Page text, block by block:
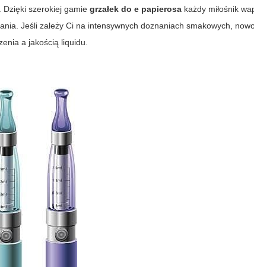
Dzięki szerokiej gamiegrzałek do e papierosa każdy miłośnik
Jeśli zależy Ci na intensywnych doznaniach smakowych,
a jakością liquidu.